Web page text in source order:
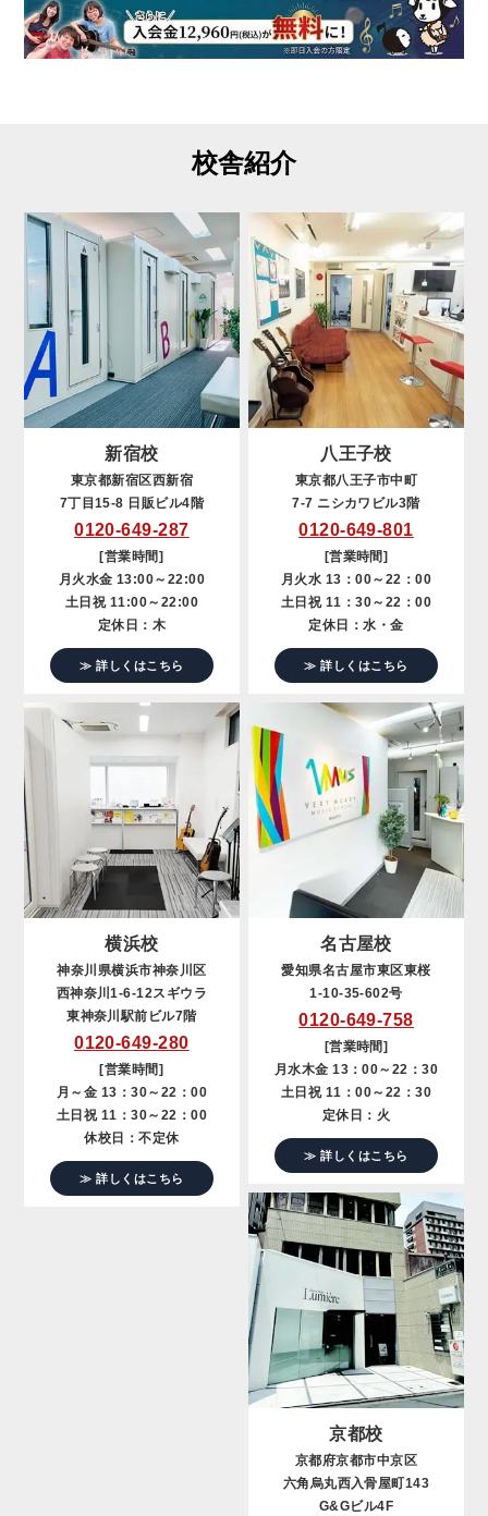
校舎紹介
新宿校
東京都新宿区西新宿
7丁目15-8 日販ビル4階
0120-649-287
[営業時間]
月火水金 13:00～22:00
土日祝 11:00～22:00
定休日：木
≫ 詳しくはこちら
八王子校
東京都八王子市中町
7-7 ニシカワビル3階
0120-649-801
[営業時間]
月火水 13：00～22：00
土日祝 11：30～22：00
定休日：水・金
≫ 詳しくはこちら
横浜校
神奈川県横浜市神奈川区
西神奈川1-6-12スギウラ
東神奈川駅前ビル7階
0120-649-280
[営業時間]
月～金 13：30～22：00
土日祝 11：30～22：00
休校日：不定休
≫ 詳しくはこちら
名古屋校
愛知県名古屋市東区東桜
1-10-35-602号
0120-649-758
[営業時間]
月水木金 13：00～22：30
土日祝 11：00～22：30
定休日：火
≫ 詳しくはこちら
京都校
京都府京都市中京区
六角烏丸西入骨屋町143
G&Gビル4F